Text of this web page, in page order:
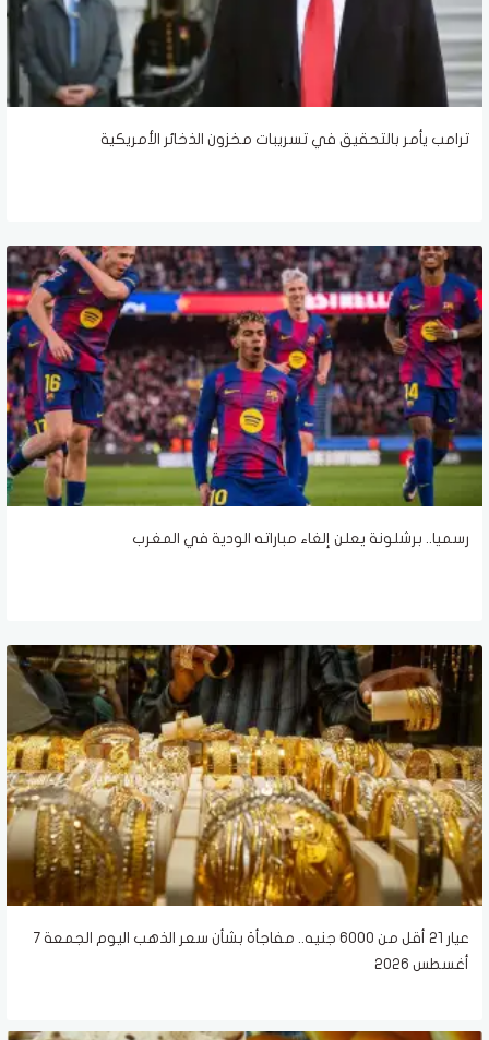
ترامب يأمر بالتحقيق في تسريبات مخزون الذخائر الأمريكية
رسميا.. برشلونة يعلن إلغاء مباراته الودية في المغرب
عيار 21 أقل من 6000 جنيه.. مفاجأة بشأن سعر الذهب اليوم الجمعة 7
أغسطس 2026